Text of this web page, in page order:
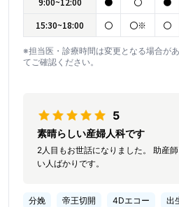
15:30~18:00
〇 〇※ 〇
※担当医・診療時間は変更となる場合が
てご確認ください。
5
素晴らしい産婦人科です
2人目もお世話になりました。 助産
い人ばかりです。
分娩 帝王切開 4Dエコー 出